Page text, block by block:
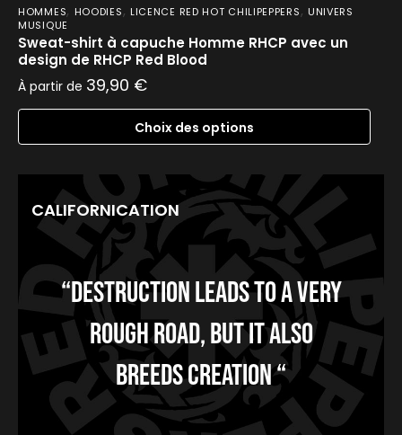
HOMMES, HOODIES, LICENCE RED HOT CHILIPEPPERS, UNIVERS
MUSIQUE
Sweat-shirt à capuche Homme RHCP avec un
design de RHCP Red Blood
À partir de 39,90 €
Choix des options
CALIFORNICATION
“Destruction leads to a very
rough road, but it also
breeds creation “